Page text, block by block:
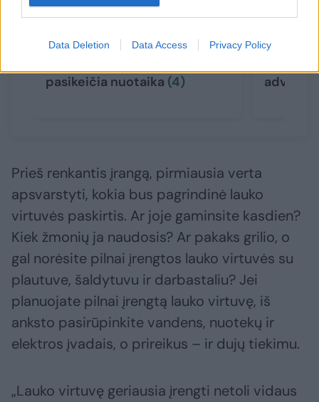
Data Deletion Data Access Privacy Policy
laužo visas taisykles: vos
pasikeičia nuotaika (4)
Prieš renkantis įrangą, pirmiausia verta
apsvarstyti, kokia bus pagrindinė lauko
virtuvės paskirtis. Ar joje gaminsite kasdien?
Kiek žmonių ja naudosis? Ar pakaks grilio, o
gal norėsite pilnai įrengtos lauko virtuvės su
plautuve, šaldytuvu ir darbastaliu? Jei
planuojate pilnai įrengtą lauko virtuvę, iš
anksto pasirūpinkite vandens, nuotekų ir
elektros įvadais, o prireikus – ir dujų tiekimu.
„Lauko virtuvę geriausia įrengti netoli vidaus